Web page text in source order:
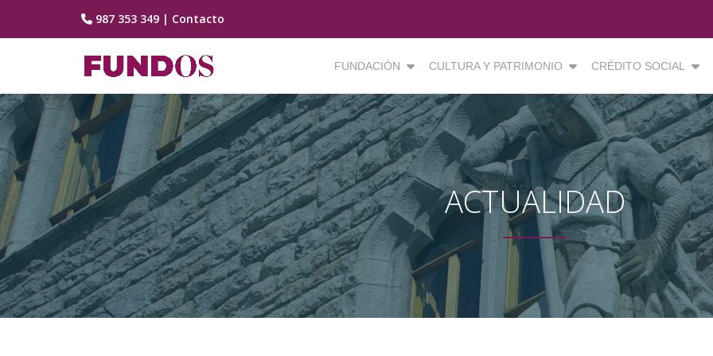
Saltar
987 353 349 | Contacto
FUNDACIÓN CULTURA Y PATRIMONIO CRÉDITO SOCIAL
ACTUALIDAD